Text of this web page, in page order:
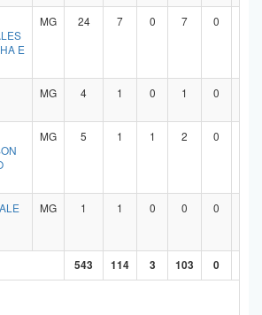
E
MG 24 7 0 7 0
MG 4 1 0 1 0
MG 5 1 1 2 0
MG 1 1 0 0 0
543 114 3 103 0